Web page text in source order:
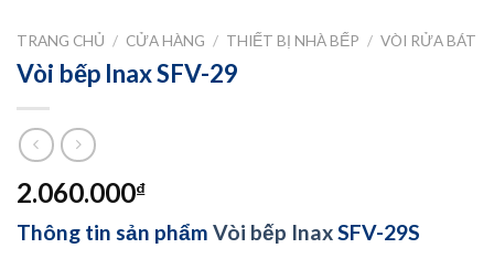
TRANG CHỦ / CỬA HÀNG / THIẾT BỊ NHÀ BẾP / VÒI RỬA BÁT
Vòi bếp Inax SFV-29
2.060.000₫
Thông tin sản phẩm Vòi bếp InaxSFV-29S